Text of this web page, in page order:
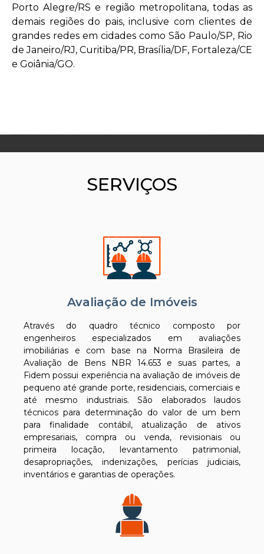
Porto Alegre/RS e região metropolitana, todas as
demais regiões do pais, inclusive com clientes de
grandes redes em cidades como São Paulo/SP, Rio
de Janeiro/RJ, Curitiba/PR, Brasília/DF, Fortaleza/CE
e Goiânia/GO.
SERVIÇOS
Avaliação de Imóveis
Através do quadro técnico composto por
engenheiros especializados em avaliações
imobiliárias e com base na Norma Brasileira de
Avaliação de Bens NBR 14.653 e suas partes, a
Fidem possui experiência na avaliação de imóveis de
pequeno até grande porte, residenciais, comerciais e
até mesmo industriais. São elaborados laudos
técnicos para determinação do valor de um bem
para finalidade contábil, atualização de ativos
empresariais, compra ou venda, revisionais ou
primeira locação, levantamento patrimonial,
desapropriações, indenizações, perícias judiciais,
inventários e garantias de operações.